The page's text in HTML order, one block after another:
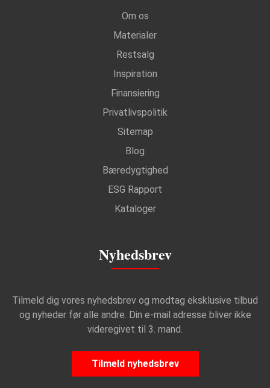
Om os
Materialer
Restsalg
Inspiration
Finansiering
Privatlivspolitik
Sitemap
Blog
Bæredygtighed
ESG Rapport
Kataloger
Nyhedsbrev
Tilmeld dig vores nyhedsbrev og modtag eksklusive tilbud
og nyheder før alle andre. Din e-mail adresse bliver ikke
videregivet til 3. mand.
Tilmeld nyhedsbrev